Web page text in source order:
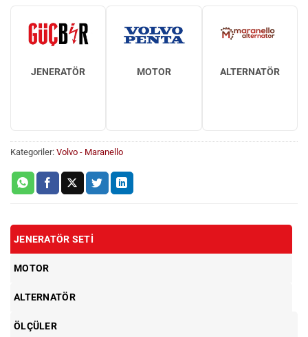
JENERATÖR MOTOR ALTERNATÖR
Kategoriler: Volvo - Maranello
JENERATÖR SETI
MOTOR
ALTERNATÖR
ÖLÇÜLER